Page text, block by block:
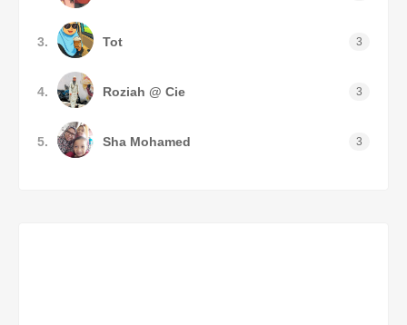
3. Tot 3
4. Roziah @ Cie 3
5. Sha Mohamed 3